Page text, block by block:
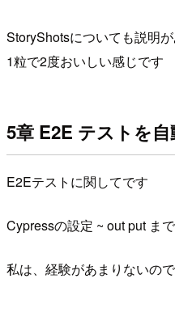
StoryShotsについても説明
1粒で2度おいしい感じです
5章 E2E テストを自
E2Eテストに関してです
Cypressの設定 ~ out put ま
私は、経験があまりないの